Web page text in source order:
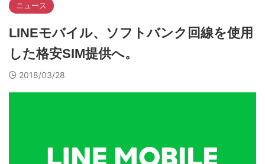
ニュース
LINEモバイル、ソフトバンク回線を使用
した格安SIM提供へ。
2018/03/28